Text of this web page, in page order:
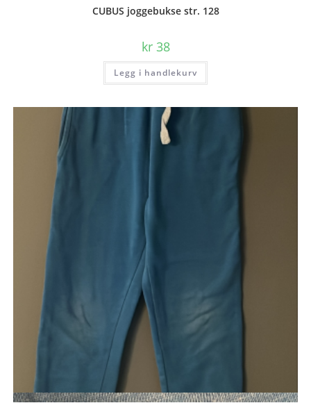
CUBUS joggebukse str. 128
kr38
Legg i handlekurv
Quick View